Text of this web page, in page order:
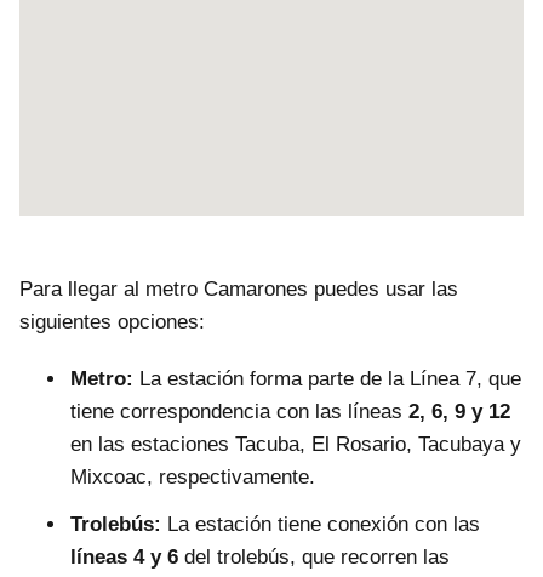
Para llegar al metro Camarones puedes usar las
siguientes opciones:
Metro: La estación forma parte de la Línea 7, que
tiene correspondencia con las líneas 2, 6, 9 y 12
en las estaciones Tacuba, El Rosario, Tacubaya y
Mixcoac, respectivamente.
Trolebús: La estación tiene conexión con las
líneas 4 y 6 del trolebús, que recorren las